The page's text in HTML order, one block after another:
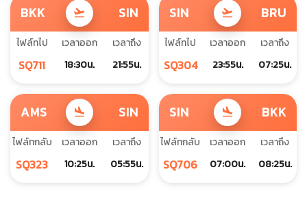
BKK flight_takeoff SIN
ไฟล์ทไป
SQ711
เวลาออก
18:30น.
เวลาถึง
21:55น.
SIN flight_takeoff BRU
ไฟล์ทไป
SQ304
เวลาออก
23:55น.
เวลาถึง
07:25น.
AMS flight_land SIN
ไฟล์ทกลับ
SQ323
เวลาออก
10:25น.
เวลาถึง
05:55น.
SIN flight_land BKK
ไฟล์ทกลับ
SQ706
เวลาออก
07:00น.
เวลาถึง
08:25น.